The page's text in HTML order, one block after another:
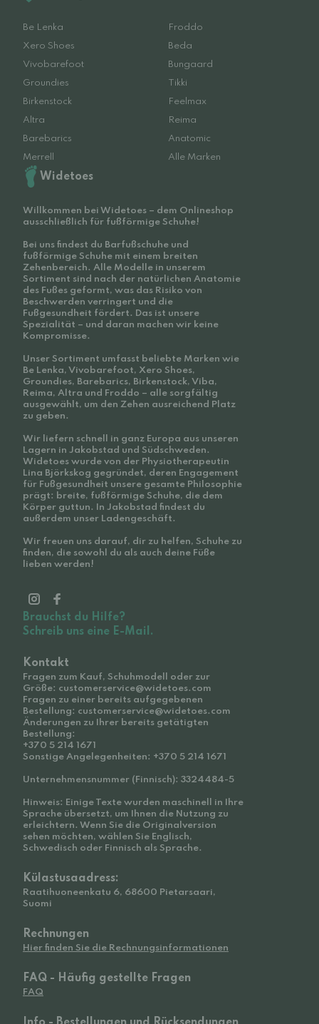
Be Lenka
Froddo
Xero Shoes
Beda
Vivobarefoot
Bungaard
Groundies
Tikki
Birkenstock
Feelmax
Altra
Reima
Barebarics
Anatomic
Merrell
Alle Marken
Widetoes
Willkommen bei Widetoes – dem Onlineshop
ausschließlich für fußförmige Schuhe!
Bei uns findest du Barfußschuhe und
fußförmige Schuhe mit einem breiten
Zehenbereich. Alle Modelle in unserem
Sortiment sind nach der natürlichen Anatomie
des Fußes geformt, was das Risiko von
Beschwerden verringert und die
Fußgesundheit fördert. Das ist unsere
Spezialität – und daran machen wir keine
Kompromisse.
Unser Sortiment umfasst beliebte Marken wie
Be Lenka, Vivobarefoot, Xero Shoes,
Groundies, Barebarics, Birkenstock, Viba,
Reima, Altra und Froddo – alle sorgfältig
ausgewählt, um den Zehen ausreichend Platz
zu geben.
Wir liefern schnell in ganz Europa aus unseren
Lagern in Jakobstad und Südschweden.
Widetoes wurde von der Physiotherapeutin
Lina Björkskog gegründet, deren Engagement
für Fußgesundheit unsere gesamte Philosophie
prägt: breite, fußförmige Schuhe, die dem
Körper guttun. In Jakobstad findest du
außerdem unser Ladengeschäft.
Wir freuen uns darauf, dir zu helfen, Schuhe zu
finden, die sowohl du als auch deine Füße
lieben werden!
Brauchst du Hilfe?
Schreib uns eine E-Mail.
Kontakt
Fragen zum Kauf, Schuhmodell oder zur
Größe: customerservice@widetoes.com
Fragen zu einer bereits aufgegebenen
Bestellung: customerservice@widetoes.com
Änderungen zu Ihrer bereits getätigten
Bestellung:
+370 5 214 1671
Sonstige Angelegenheiten: +370 5 214 1671
Unternehmensnummer (Finnisch): 3324484-5
Hinweis: Einige Texte wurden maschinell in Ihre
Sprache übersetzt, um Ihnen die Nutzung zu
erleichtern. Wenn Sie die Originalversion
sehen möchten, wählen Sie Englisch,
Schwedisch oder Finnisch als Sprache.
Külastusaadress:
Raatihuoneenkatu 6, 68600 Pietarsaari,
Suomi
Rechnungen
Hier finden Sie die Rechnungsinformationen
FAQ - Häufig gestellte Fragen
FAQ